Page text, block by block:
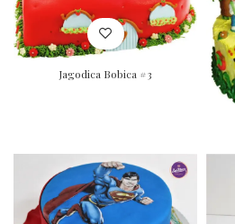
Jagodica Bobica #3